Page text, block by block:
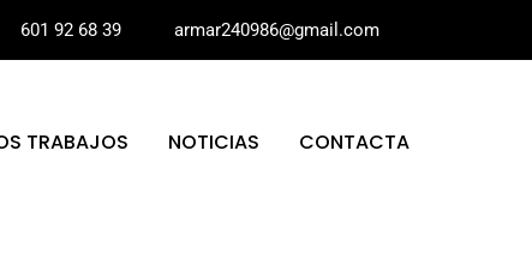
601 92 68 39 armar240986@gmail.com
TRABAJOS NOTICIAS CONTACTA